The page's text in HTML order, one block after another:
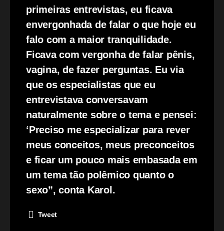
primeiras entrevistas, eu ficava
envergonhada de falar o que hoje eu
falo com a maior tranquilidade.
Ficava com vergonha de falar pênis,
vagina, de fazer perguntas. Eu via
que os especialistas que eu
entrevistava conversavam
naturalmente sobre o tema e pensei:
‘Preciso me especializar para rever
meus conceitos, meus preconceitos
e ficar um pouco mais embasada em
um tema tão polêmico quanto o
sexo”, conta Karol.
Tweet